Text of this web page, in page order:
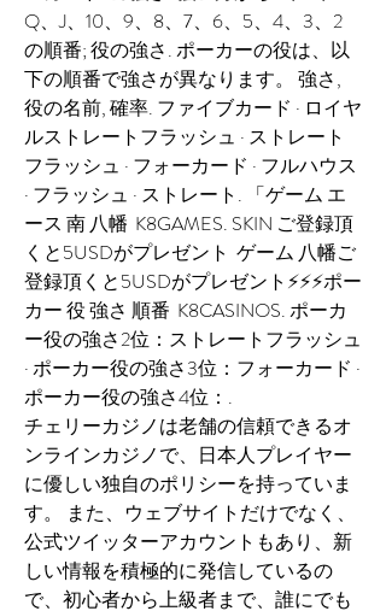
Q、J、10、9、8、7、6、5、4、3、2
の順番; 役の強さ. ポーカーの役は、以
下の順番で強さが異なります。 強さ,
役の名前, 確率. ファイブカード · ロイヤ
ルストレートフラッシュ · ストレート
フラッシュ · フォーカード · フルハウス
· フラッシュ · ストレート. 「ゲーム エ
ース 南 八幡  K8GAMES. SKIN ご登録頂
くと5USDがプレゼント  ゲーム 八幡ご
登録頂くと5USDがプレゼント⚡⚡⚡ポー
カー 役 強さ 順番  K8CASINOS. ポーカ
ー役の強さ2位：ストレートフラッシュ
· ポーカー役の強さ3位：フォーカード ·
ポーカー役の強さ4位：.
チェリーカジノは老舗の信頼できるオ
ンラインカジノで、日本人プレイヤー
に優しい独自のポリシーを持っていま
す。 また、ウェブサイトだけでなく、
公式ツイッターアカウントもあり、新
しい情報を積極的に発信しているの
で、初心者から上級者まで、誰にでも